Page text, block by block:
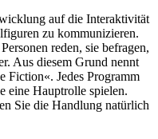
auf die Interaktivität
zu kommunizieren.
reden, sie befragen,
Aus diesem Grund nennt
Fiction«. Jedes Programm
eine Hauptrolle spielen.
Sie die Handlung natürlich